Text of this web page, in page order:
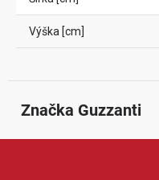
Výška [cm]
Značka Guzzanti